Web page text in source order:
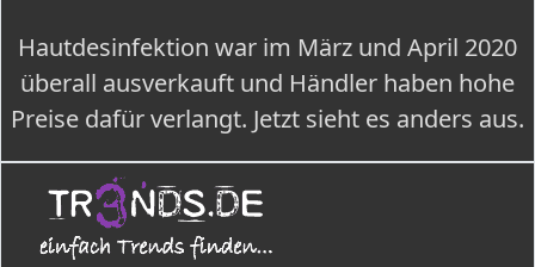
Hautdesinfektion war im März und April 2020
überall ausverkauft und Händler haben hohe
Preise dafür verlangt. Jetzt sieht es anders aus.